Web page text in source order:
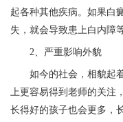
起各种其他疾病。如果白
失，就会导致患上白内障
2、严重影响外貌
如今的社会，相貌起着
上更容易得到老师的关注
长得好的孩子也会更多，